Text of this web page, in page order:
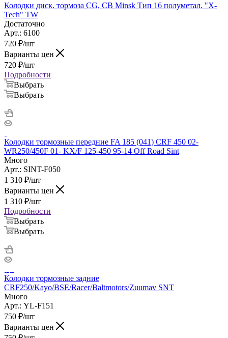
Колодки диск. тормоза CG, CB Minsk Тип 16 полуметал. "X-
Tech" TW
Достаточно
Арт.: 6100
720 ₽/шт
Варианты цен
720 ₽/шт
Подробности
Выбрать
Выбрать
Колодки тормозные передние FA 185 (041) CRF 450 02-
WR250/450F 01- KX/F 125-450 95-14 Off Road Sint
Много
Арт.: SINT-F050
1 310 ₽/шт
Варианты цен
1 310 ₽/шт
Подробности
Выбрать
Выбрать
Колодки тормозные задние
CRF250/Kayo/BSE/Racer/Baltmotors/Zuumav SNT
Много
Арт.: YL-F151
750 ₽/шт
Варианты цен